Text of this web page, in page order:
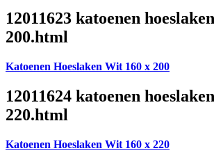
12011623 katoenen
200.html
Katoenen Hoeslaken Wit 160 x 200
12011624 katoenen
220.html
Katoenen Hoeslaken Wit 160 x 220